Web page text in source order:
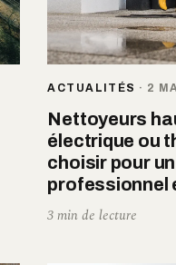
ACTUALITÉS · 2
Nettoyeurs
électrique ou
choisir pour
professionnel
3 min de lecture